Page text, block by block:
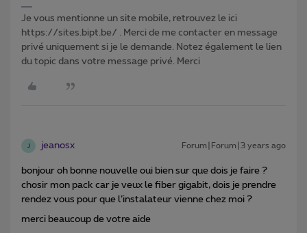
Je vous mentionne un site mobile, retrouvez le ici
https://sites.bipt.be/ . Merci de me contacter en message
privé uniquement si je le demande. Notez également le lien
du topic dans votre message privé. Merci
jeanosx Forum|Forum|3 years ago
bonjour oh bonne nouvelle oui bien sur que dois je faire ?
chosir mon pack car je veux le fiber gigabit, dois je prendre
rendez vous pour que l’instalateur vienne chez moi ?
merci beaucoup de votre aide